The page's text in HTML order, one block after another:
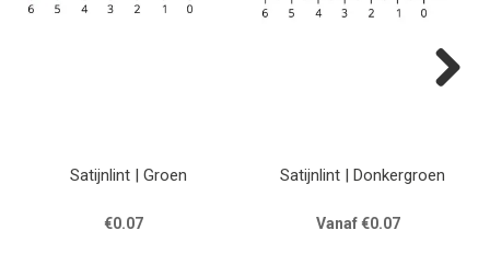
Satijnlint | Groen
€0.07
Satijnlint | Donkergroen
Vanaf €0.07